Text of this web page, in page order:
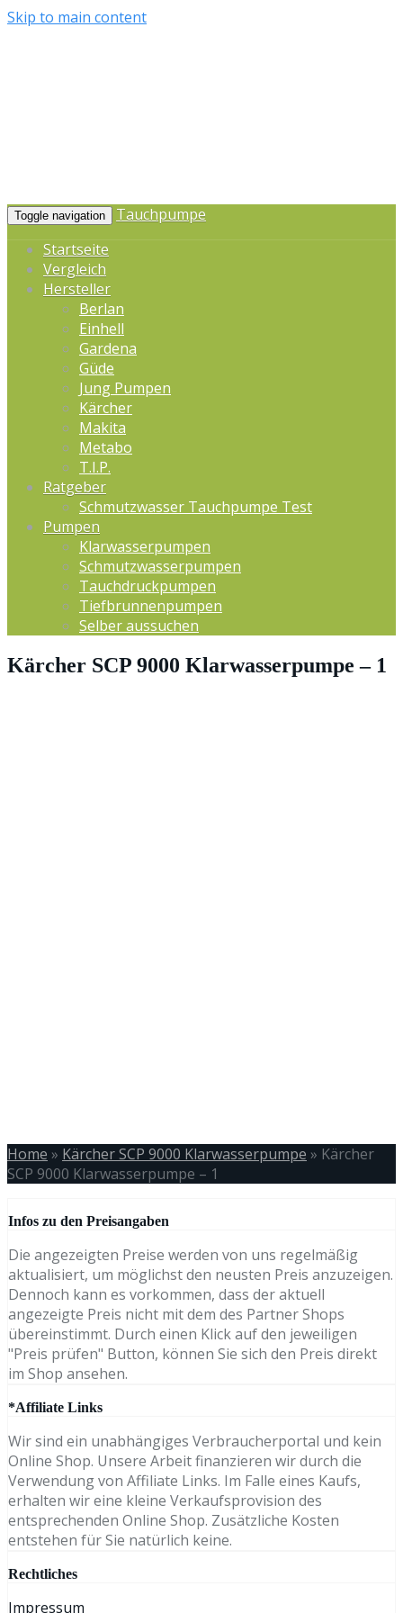
Skip to main content
Toggle navigation
Tauchpumpe
Startseite
Vergleich
Hersteller
Berlan
Einhell
Gardena
Güde
Jung Pumpen
Kärcher
Makita
Metabo
T.I.P.
Ratgeber
Schmutzwasser Tauchpumpe Test
Pumpen
Klarwasserpumpen
Schmutzwasserpumpen
Tauchdruckpumpen
Tiefbrunnenpumpen
Selber aussuchen
Kärcher SCP 9000 Klarwasserpumpe – 1
Home » Kärcher SCP 9000 Klarwasserpumpe » Kärcher
SCP 9000 Klarwasserpumpe – 1
Infos zu den Preisangaben
Die angezeigten Preise werden von uns regelmäßig
aktualisiert, um möglichst den neusten Preis anzuzeigen.
Dennoch kann es vorkommen, dass der aktuell
angezeigte Preis nicht mit dem des Partner Shops
übereinstimmt. Durch einen Klick auf den jeweiligen
"Preis prüfen" Button, können Sie sich den Preis direkt
im Shop ansehen.
*Affiliate Links
Wir sind ein unabhängiges Verbraucherportal und kein
Online Shop. Unsere Arbeit finanzieren wir durch die
Verwendung von Affiliate Links. Im Falle eines Kaufs,
erhalten wir eine kleine Verkaufsprovision des
entsprechenden Online Shop. Zusätzliche Kosten
entstehen für Sie natürlich keine.
Rechtliches
Impressum